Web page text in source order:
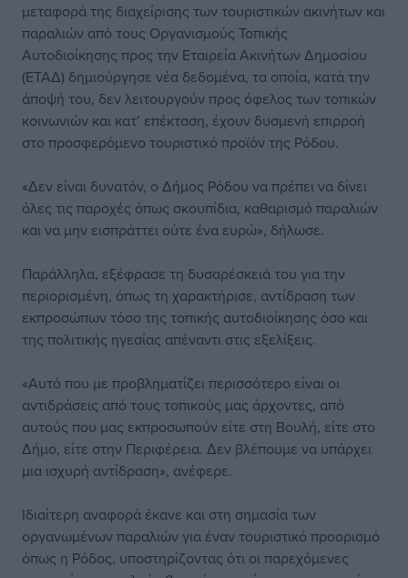
μεταφορά της διαχείρισης των τουριστικών ακινήτων και
παραλιών από τους Οργανισμούς Τοπικής
Αυτοδιοίκησης προς την Εταιρεία Ακινήτων Δημοσίου
(ΕΤΑΔ) δημιούργησε νέα δεδομένα, τα οποία, κατά την
άποψή του, δεν λειτουργούν προς όφελος των τοπικών
κοινωνιών και κατ’ επέκταση, έχουν δυσμενή επιρροή
στο προσφερόμενο τουριστικό προϊόν της Ρόδου.
«Δεν είναι δυνατόν, ο Δήμος Ρόδου να πρέπει να δίνει
όλες τις παροχές όπως σκουπίδια, καθαρισμό παραλιών
και να μην εισπράττει ούτε ένα ευρώ», δήλωσε.
Παράλληλα, εξέφρασε τη δυσαρέσκειά του για την
περιορισμένη, όπως τη χαρακτήρισε, αντίδραση των
εκπροσώπων τόσο της τοπικής αυτοδιοίκησης όσο και
της πολιτικής ηγεσίας απέναντι στις εξελίξεις.
«Αυτό που με προβληματίζει περισσότερο είναι οι
αντιδράσεις από τους τοπικούς μας άρχοντες, από
αυτούς που μας εκπροσωπούν είτε στη Βουλή, είτε στο
Δήμο, είτε στην Περιφέρεια. Δεν βλέπουμε να υπάρχει
μια ισχυρή αντίδραση», ανέφερε.
Ιδιαίτερη αναφορά έκανε και στη σημασία των
οργανωμένων παραλιών για έναν τουριστικό προορισμό
όπως η Ρόδος, υποστηρίζοντας ότι οι παρεχόμενες